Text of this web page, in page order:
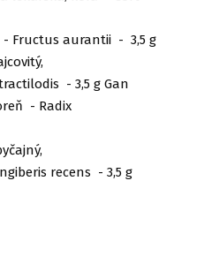
Fructus aurantii - 3,5 g
- 3,5 g Gan
- Radix
recens - 3,5 g